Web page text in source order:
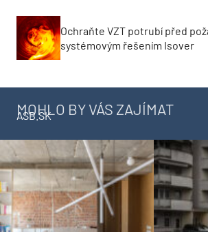
Ochraňte VZT potrubí před
systémovým řešením Isover
MOHLO BY VÁS ZAJÍMAT
ASB.SK